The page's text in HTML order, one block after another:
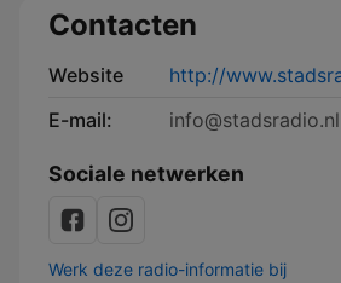
Contacten
Website
http://
E-mail:
info@stadsradio.nl
Sociale netwerken
Werk deze radio-informatie bij